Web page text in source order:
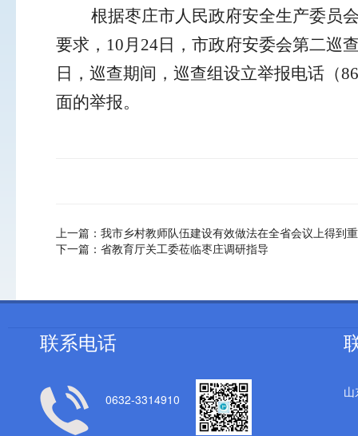
根据枣庄市人民政府安全生产委员会
要求，10月 24日 ， 市政府安委会第二巡
日，巡查期间，巡查组设立举报电话（
面的举报。
上一篇： 我市乡村教师队伍建设有效做法在全省会议上得到
下一篇： 省教育厅关工委莅临枣庄调研指导
联系电话
0632-3314910